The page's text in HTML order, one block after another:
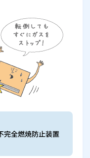
完全燃焼防止装置